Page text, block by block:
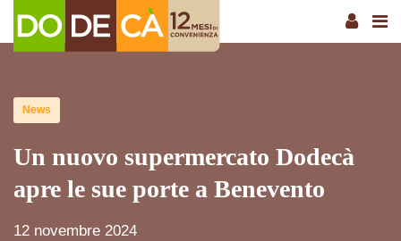
News
Un nuovo supermercato Dodecà
apre le sue porte a Benevento
12 novembre 2024